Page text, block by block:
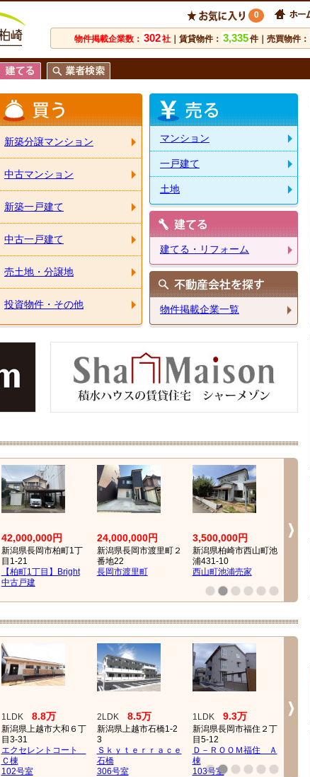
0
物件掲載企業数： 302社 ｜賃貸物件： 3,335件｜売買物件：
新築分譲マンション
中古マンション
新築一戸建て
中古一戸建て
売土地・分譲地
投資物件・その他
マンション
一戸建て
土地
建てる・リフォーム
物件掲載企業一覧
42,000,000円
新潟県長岡市柏町1丁
目1-21
【柏町1丁目】Bright
中古戸建
24,000,000円
新潟県長岡市渡里町２
番地22
長岡市渡里町
3,500,000円
新潟県柏崎市西山町池
浦431-10
西山町池浦売家
1LDK 8.8万
新潟県上越市大和６丁
目3-31
エクセレントコート
Ｃ棟
102号室
2LDK 8.5万
新潟県上越市石橋1-2
3
Ｓｋｙｔｅｒｒａｃｅ
石橋
306号室
1LDK 9.3万
新潟県長岡市福住２丁
目5-12
Ｄ－ＲＯＯＭ福住 Ａ
棟
103号室